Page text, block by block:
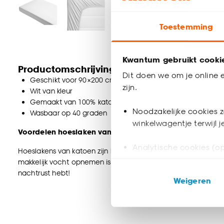
Toestemming
Kwantum gebruikt
Dit doen we om je online
zijn.
Noodzakelijke cookies
winkelwagentje terwijl
Analytische cookies
ook buiten de
Klik op ‘Ja, alles
Weigeren
Productomschrijving
Geschikt voor 90×200 cm matras
Wit van kleur
Gemaakt van 100% katoen
Wasbaar op 40 graden
Voordelen hoeslaken van katoen :
Hoeslakens van katoen zijn luchtdoorlatend en blijven
makkelijk vocht opnemen is katoen ook nog een erg
nachtrust hebt!